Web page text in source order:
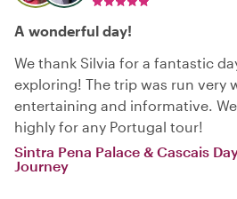
A wonderful day!
We thank Silvia for a fantastic
exploring! The trip was run very
entertaining and informative.
highly for any Portugal tour!
Sintra Pena Palace & Cascais
Journey